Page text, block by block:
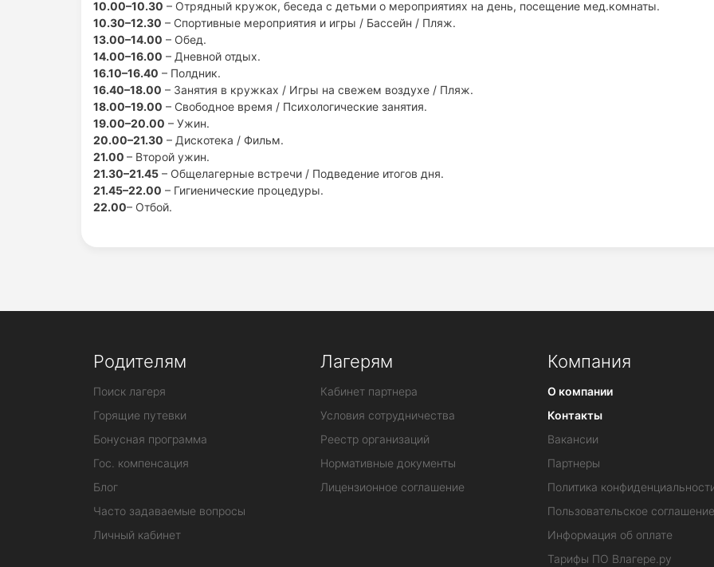
10.00–10.30 – Отрядный кружок, беседа с детьми о мероприятиях на день, посещение мед.комнаты.
10.30–12.30 – Спортивные мероприятия и игры / Бассейн / Пляж.
13.00–14.00 – Обед.
14.00–16.00 – Дневной отдых.
16.10–16.40 – Полдник.
16.40–18.00 – Занятия в кружках / Игры на свежем воздухе / Пляж.
18.00–19.00 – Свободное время / Психологические занятия.
19.00–20.00 – Ужин.
20.00–21.30 – Дискотека / Фильм.
21.00 – Второй ужин.
21.30–21.45 – Общелагерные встречи / Подведение итогов дня.
21.45–22.00 – Гигиенические процедуры.
22.00– Отбой.
Родителям
Поиск лагеря
Горящие путевки
Бонусная программа
Гос. компенсация
Блог
Часто задаваемые вопросы
Личный кабинет
Лагерям
Кабинет партнера
Условия сотрудничества
Реестр организаций
Нормативные документы
Лицензионное соглашение
Компания
О компании
Контакты
Вакансии
Партнеры
Политика
Пользовательское соглашение
Информация об оплате
Тарифы ПО Влагере.ру